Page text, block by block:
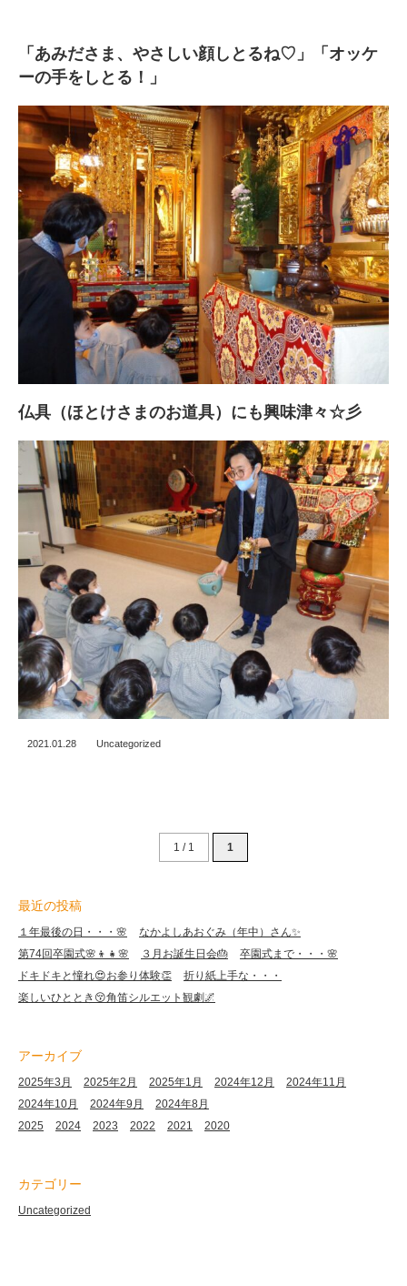
「あみださま、やさしい顔しとるね♡」「オッケ
ーの手をしとる！」
仏具（ほとけさまのお道具）にも興味津々☆彡
2021.01.28 Uncategorized
1 / 1 1
最近の投稿
１年最後の日・・・🌸
なかよしあおぐみ（年中）さん✨
第74回卒園式🌸👦👧🌸
３月お誕生日会🎂
卒園式まで・・・🌸
ドキドキと憧れ😍お参り体験👏
折り紙上手な・・・
楽しいひととき😚角笛シルエット観劇🌌
アーカイブ
2025年3月 2025年2月 2025年1月 2024年12月
2024年11月
2024年10月
2024年9月
2024年8月
2025
2024 2023 2022 2021 2020
カテゴリー
Uncategorized